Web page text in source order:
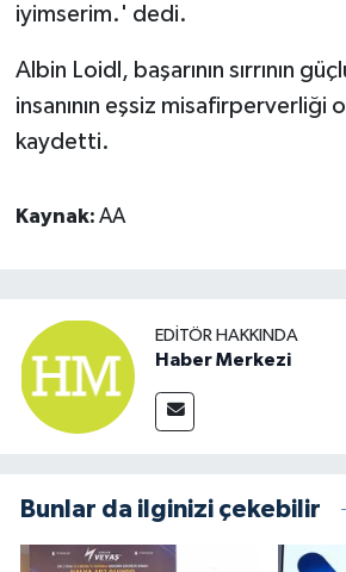
iyimserim.' dedi.
Albin Loidl, başarının sırrının
insanının eşsiz misafirperverliği
kaydetti.
Kaynak: AA
EDITÖR HAKKINDA
Haber Merkezi
Bunlar da ilginizi çekebilir